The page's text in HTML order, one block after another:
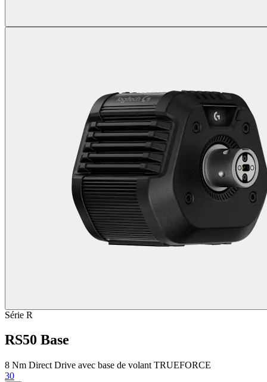
Série R
RS50 Base
8 Nm Direct Drive avec base de volant TRUEFORCE
30